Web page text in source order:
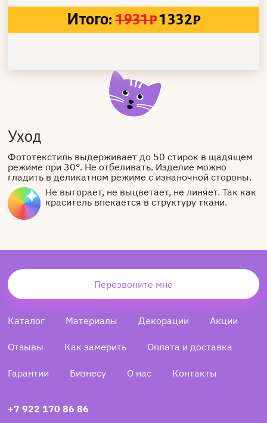
Итого: 1931₽1332₽
Уход
Фототекстиль выдерживает до 50 стирок в щадящем
режиме при 30°. Не отбеливать. Изделие можно
гладить в деликатном режиме с изнаночной стороны.
Не выгорает, не выцветает, не линяет. Так как
краситель впекается в структуру ткани.
Перезвоните мне
Каталог Материалы Декорации Акции
Отзывы Как замерить Оплата и доставка
Гарантии Бизнесу О нас Контакты
+7 922 170 86 86